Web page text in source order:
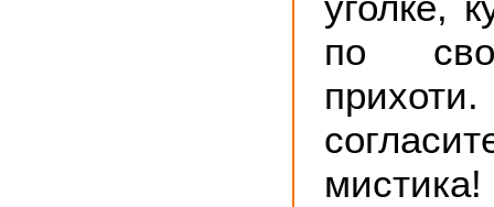
по
мистика!